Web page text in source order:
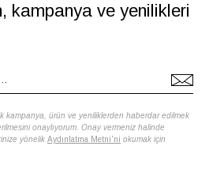
kampanya ve yenilikleri
kampanya, ürün ve yeniliklerden haberdar edilmek
onaylıyorum. Onay vermeniz halinde
yönelik Aydınlatma Metni'ni okumak için